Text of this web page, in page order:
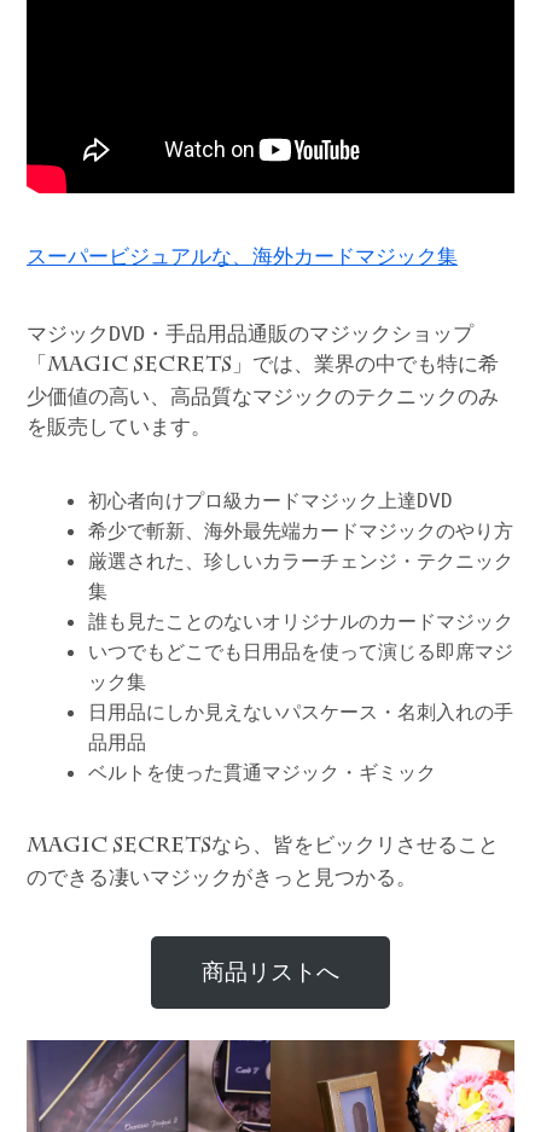
スーパービジュアルな、海外カードマジック集
マジックDVD・手品用品通販のマジックショップ
「 MAGIC SECRETS 」では、業界の中でも特に希
少価値の高い、高品質なマジックのテクニックのみ
を販売しています。
初心者向けプロ級カードマジック上達DVD
希少で斬新、海外最先端カードマジックのやり方
厳選された、珍しいカラーチェンジ・テクニック
集
誰も見たことのないオリジナルのカードマジック
いつでもどこでも日用品を使って演じる即席マジ
ック集
日用品にしか見えないパスケース・名刺入れの手
品用品
ベルトを使った貫通マジック・ギミック
MAGIC SECRETSなら、皆をビックリさせること
のできる凄いマジックがきっと見つかる。
商品リストへ